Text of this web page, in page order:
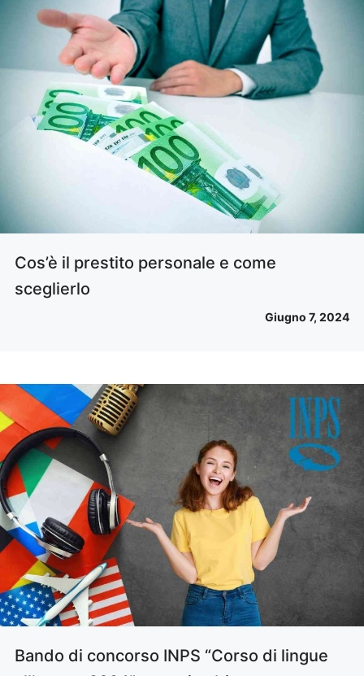
Cos’è il prestito personale e come
sceglierlo
Giugno 7, 2024
Bando di concorso INPS “Corso di lingue